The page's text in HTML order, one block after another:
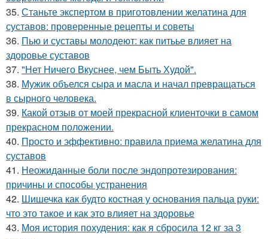
35. Станьте экспертом в приготовлении желатина для
суставов: проверенные рецепты и советы
36. Пью и суставы молодеют: как питьье влияет на
здоровье суставов
37. "Нет Ничего Вкуснее, чем Быть Худой".
38. Мужик объелся сыра и масла и начал превращаться
в сырного человека.
39. Какой отзыв от моей прекрасной клиенточки в самом
прекрасном положении.
40. Просто и эффективно: правила приема желатина для
суставов
41. Неожиданные боли после эндопротезирования:
причины и способы устранения
42. Шишечка как будто костная у основания пальца руки:
что это такое и как это влияет на здоровье
43. Моя история похудения: как я сбросила 12 кг за 3